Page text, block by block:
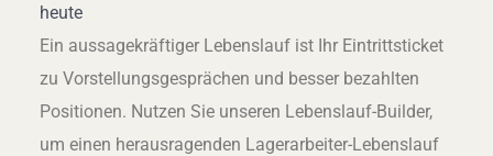
heute
Ein aussagekräftiger Lebenslauf ist Ihr Eintrittsticket
zu Vorstellungsgesprächen und besser bezahlten
Positionen. Nutzen Sie unseren Lebenslauf-Builder,
um einen herausragenden Lagerarbeiter-Lebenslauf